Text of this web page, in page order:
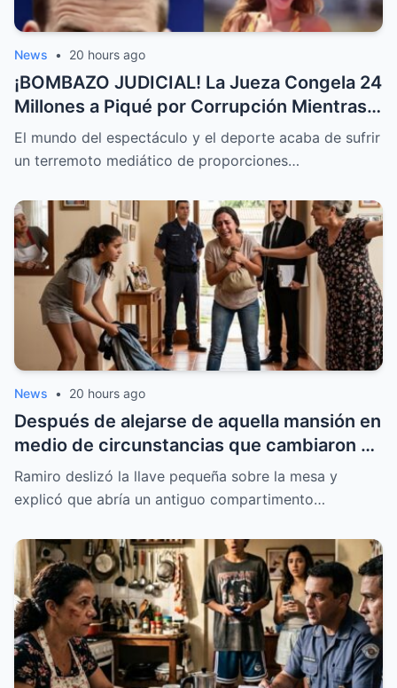
News • 20 hours ago
¡BOMBAZO JUDICIAL! La Jueza Congela 24
Millones a Piqué por Corrupción Mientras
Shakira Corona Madrid con un Estadio a su
Nombre
El mundo del espectáculo y el deporte acaba de sufrir
un terremoto mediático de proporciones…
News • 20 hours ago
Después de alejarse de aquella mansión en
medio de circunstancias que cambiaron su
vida, nadie imaginó que regresaría años
más tarde con un nuevo comienzo,
posición que transformaría por completo
el rumbo de aquella familia. Lo que sucedió
desde ese momento hizo que todos vieran
la historia con otros ojos.
Ramiro deslizó la llave pequeña sobre la mesa y
explicó que abría un antiguo compartimento…